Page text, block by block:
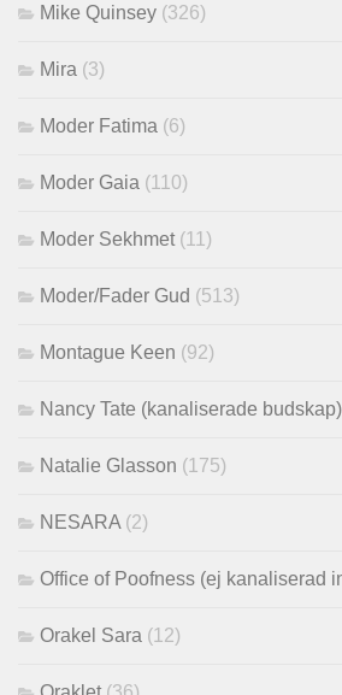
Mike Quinsey (326)
Mira (3)
Moder Fatima (6)
Moder Gaia (110)
Moder Sekhmet (11)
Moder/Fader Gud (513)
Montague Keen (92)
Nancy Tate (kanaliserade budskap)
Natalie Glasson (175)
NESARA (2)
Office of Poofness (ej kanaliserad
Orakel Sara (12)